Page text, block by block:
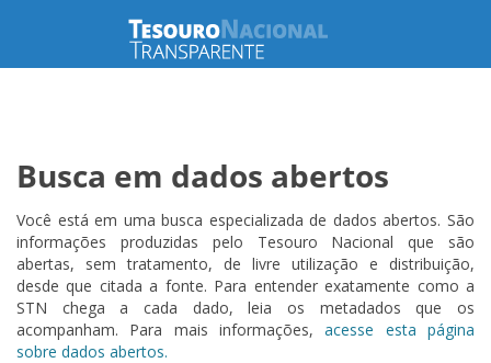
Busca em dados abertos
Você está em uma busca especializada de dados abertos. São
informações produzidas pelo Tesouro Nacional que são
abertas, sem tratamento, de livre utilização e distribuição,
desde que citada a fonte. Para entender exatamente como a
STN chega a cada dado, leia os metadados que os
acompanham. Para mais informações,acesse esta página
sobre dados abertos.